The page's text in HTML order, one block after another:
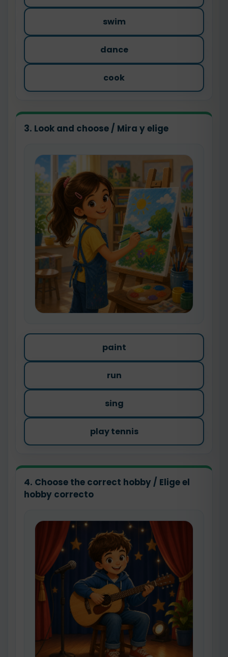
swim
dance
cook
3. Look and choose / Mira y elige
paint
run
sing
play tennis
4. Choose the correct hobby / Elige el
hobby correcto